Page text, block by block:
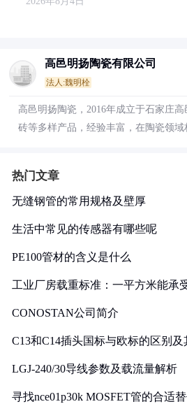
高邑明扬陶瓷有限公司
法人:魏明栓
高邑明扬陶瓷，2016年成立于石家庄
砖等多样产品，经验丰富，在陶瓷领域
热门文章
无缝钢管的常用规格及壁厚
生活中常见的传感器有哪些呢
PE100管材的含义是什么
工业厂房载重标准：一平方米能承
CONOSTAN公司简介
C13和C14插头国标与欧标的区别
LGJ-240/30导线参数及载流量解析
寻找nce01p30k MOSFET管的合适